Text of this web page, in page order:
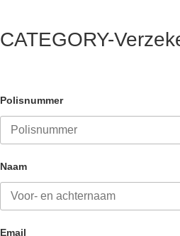
CATEGORY-
Polisnummer
Naam
Email